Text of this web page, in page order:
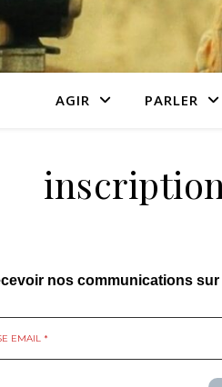
AGIR PARLER
nos communications